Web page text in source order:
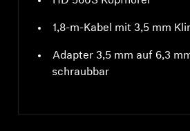
1,8-m-Kabel mit 3,5 mm
Adapter 3,5 mm auf 6,3
schraubbar